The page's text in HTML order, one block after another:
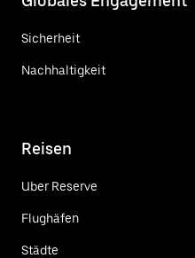
Sicherheit
Nachhaltigkeit
Reisen
Uber Reserve
Flughäfen
Städte